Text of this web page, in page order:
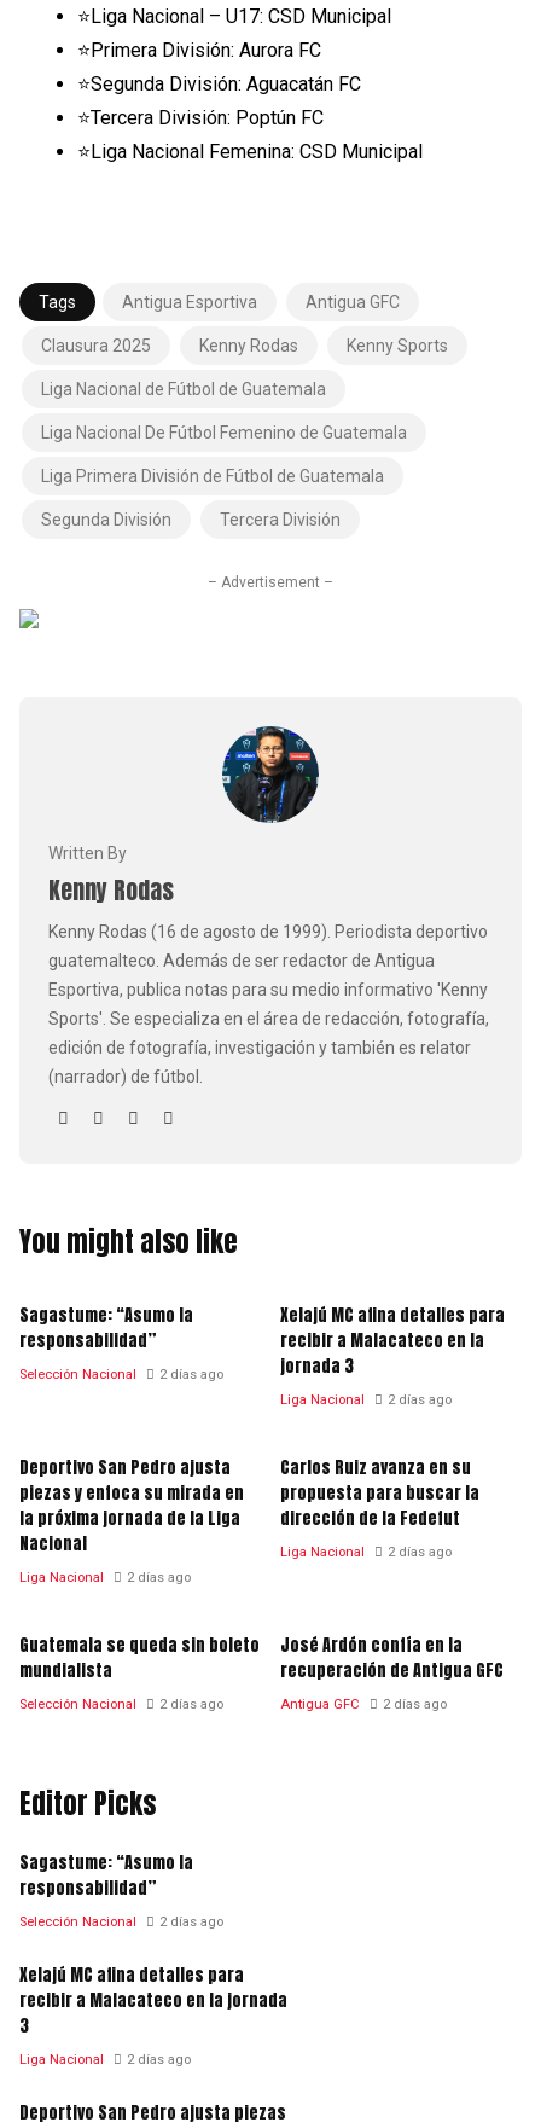
⭐️Liga Nacional – U17: CSD Municipal
⭐️Primera División: Aurora FC
⭐️Segunda División: Aguacatán FC
⭐️Tercera División: Poptún FC
⭐️Liga Nacional Femenina: CSD Municipal
Tags Antigua Esportiva Antigua GFC
Clausura 2025 Kenny Rodas Kenny Sports
Liga Nacional de Fútbol de Guatemala
Liga Nacional De Fútbol Femenino de Guatemala
Liga Primera División de Fútbol de Guatemala
Segunda División Tercera División
– Advertisement –
Written By
Kenny Rodas
Kenny Rodas (16 de agosto de 1999). Periodista deportivo
guatemalteco. Además de ser redactor de Antigua
Esportiva, publica notas para su medio informativo 'Kenny
Sports'. Se especializa en el área de redacción, fotografía,
edición de fotografía, investigación y también es relator
(narrador) de fútbol.
You might also like
Sagastume: “Asumo la
responsabilidad”
Selección Nacional 2 días ago
Xelajú MC afina detalles para
recibir a Malacateco en la
jornada 3
Liga Nacional 2 días ago
Deportivo San Pedro ajusta
piezas y enfoca su mirada en
la próxima jornada de la Liga
Nacional
Liga Nacional 2 días ago
Carlos Ruiz avanza en su
propuesta para buscar la
dirección de la Fedefut
Liga Nacional 2 días ago
Guatemala se queda sin boleto
mundialista
Selección Nacional 2 días ago
José Ardón confía en la
recuperación de Antigua GFC
Antigua GFC 2 días ago
Editor Picks
Sagastume: “Asumo la
responsabilidad”
Selección Nacional 2 días ago
Xelajú MC afina detalles para
recibir a Malacateco en la jornada
3
Liga Nacional 2 días ago
Deportivo San Pedro ajusta piezas